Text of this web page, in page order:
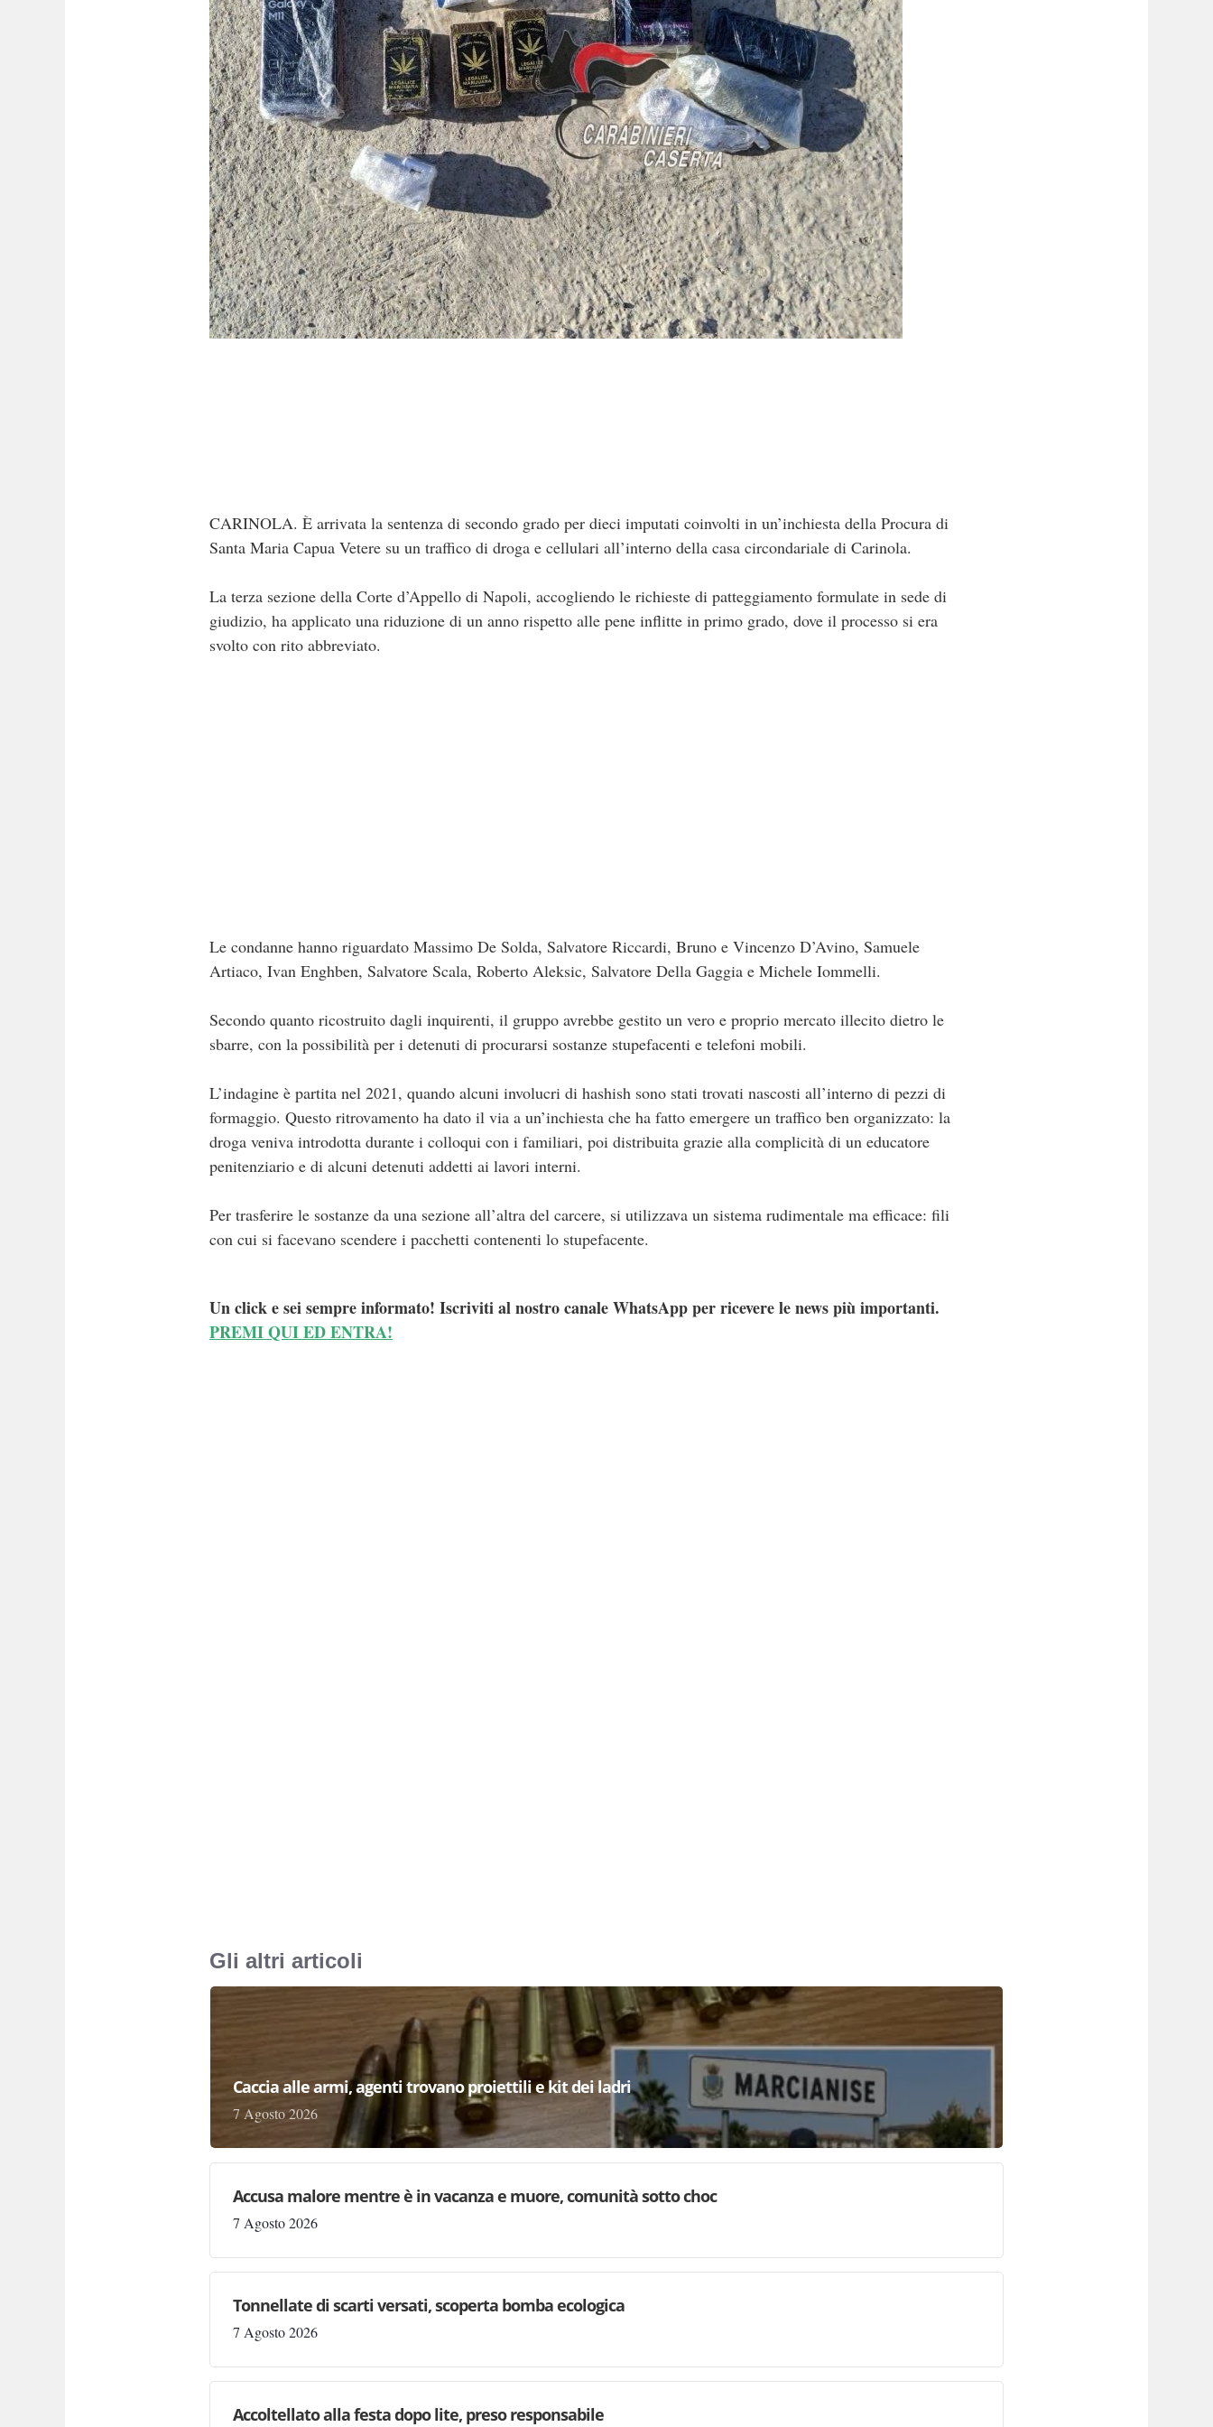
CARINOLA. È arrivata la sentenza di secondo grado per dieci imputati coinvolti in un’inchiesta della Procura di
Santa Maria Capua Vetere su un traffico di droga e cellulari all’interno della casa circondariale di Carinola.
La terza sezione della Corte d’Appello di Napoli, accogliendo le richieste di patteggiamento formulate in sede di
giudizio, ha applicato una riduzione di un anno rispetto alle pene inflitte in primo grado, dove il processo si era
svolto con rito abbreviato.
Le condanne hanno riguardato Massimo De Solda, Salvatore Riccardi, Bruno e Vincenzo D’Avino, Samuele
Artiaco, Ivan Enghben, Salvatore Scala, Roberto Aleksic, Salvatore Della Gaggia e Michele Iommelli.
Secondo quanto ricostruito dagli inquirenti, il gruppo avrebbe gestito un vero e proprio mercato illecito dietro le
sbarre, con la possibilità per i detenuti di procurarsi sostanze stupefacenti e telefoni mobili.
L’indagine è partita nel 2021, quando alcuni involucri di hashish sono stati trovati nascosti all’interno di pezzi di
formaggio. Questo ritrovamento ha dato il via a un’inchiesta che ha fatto emergere un traffico ben organizzato: la
droga veniva introdotta durante i colloqui con i familiari, poi distribuita grazie alla complicità di un educatore
penitenziario e di alcuni detenuti addetti ai lavori interni.
Per trasferire le sostanze da una sezione all’altra del carcere, si utilizzava un sistema rudimentale ma efficace: fili
con cui si facevano scendere i pacchetti contenenti lo stupefacente.
Un click e sei sempre informato! Iscriviti al nostro canale WhatsApp per ricevere le news più importanti.
PREMI QUI ED ENTRA!
Gli altri articoli
Caccia alle armi, agenti trovano proiettili e kit dei ladri
7 Agosto 2026
Accusa malore mentre è in vacanza e muore, comunità sotto choc
7 Agosto 2026
Tonnellate di scarti versati, scoperta bomba ecologica
7 Agosto 2026
Accoltellato alla festa dopo lite, preso responsabile